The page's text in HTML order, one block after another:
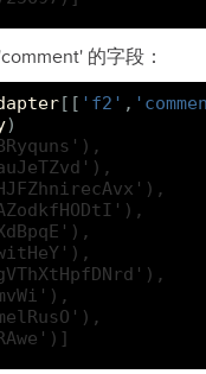
的字段：
[[ 'f2' ,
)